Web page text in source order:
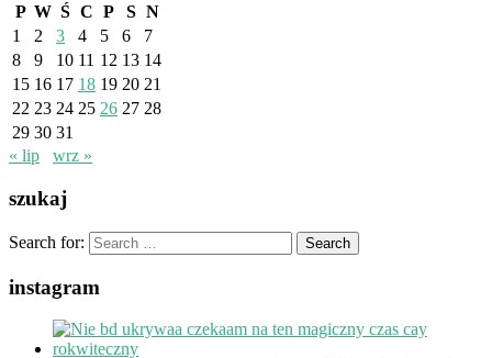
P W Ś C P S N
1
2 3 4 5 6
7
8
9 10 11 12 13 14
15 16 17 18 19 20 21
22 23 24 25 26 27 28
29 30 31
« lip
wrz »
szukaj
Search for:
instagram